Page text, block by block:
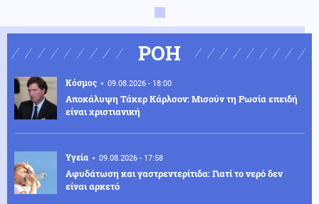
ΡΟΗ
Κόσμος 09.08.2026 - 18:00
Αποκάλυψη Τάκερ Κάρλσον: Μισούν τη Ρωσία επειδή
είναι χριστιανική
Υγεία 09.08.2026 - 17:58
Αφυδάτωση και γαστρεντερίτιδα: Γιατί το νερό δεν
είναι αρκετό